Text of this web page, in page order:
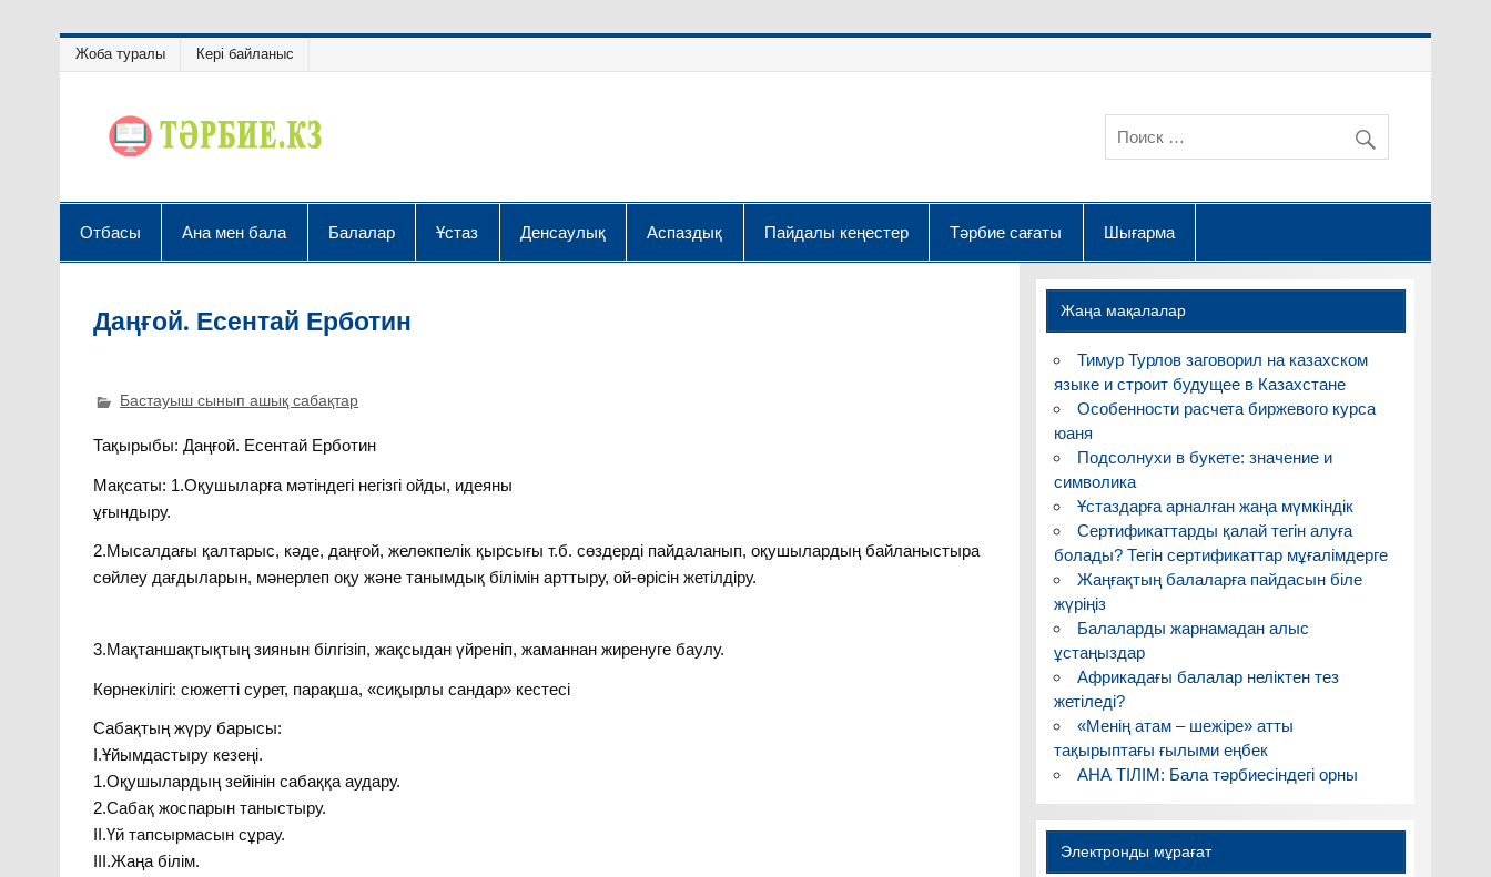
Жоба туралы Кері байланыс
Отбасы Ана мен бала Балалар Ұстаз Денсаулық Аспаздық Пайдалы кеңестер Тәрбие сағаты Шығарма
Даңғой. Есентай Ерботин
Бастауыш сынып ашық сабақтар
Тақырыбы: Даңғой. Есентай Ерботин
Мақсаты: 1.Оқушыларға мәтіндегі негізгі ойды, идеяны
ұғындыру.
2.Мысалдағы қалтарыс, кәде, даңғой, желөкпелік қырсығы т.б. сөздерді пайдаланып, оқушылардың байланыстыра
сөйлеу дағдыларын, мәнерлеп оқу және танымдық білімін арттыру, ой-өрісін жетілдіру.
3.Мақтаншақтықтың зиянын білгізіп, жақсыдан үйреніп, жаманнан жиренуге баулу.
Көрнекілігі: сюжетті сурет, парақша, «сиқырлы сандар» кестесі
Сабақтың жүру барысы:
I.Ұйымдастыру кезеңі.
1.Оқушылардың зейінін сабаққа аудару.
2.Сабақ жоспарын таныстыру.
II.Үй тапсырмасын сұрау.
III.Жаңа білім.
Жаңа мақалалар
Тимур Турлов заговорил на казахском
языке и строит будущее в Казахстане
Особенности расчета биржевого курса
юаня
Подсолнухи в букете: значение и
символика
Ұстаздарға арналған жаңа мүмкіндік
Сертификаттарды қалай тегін алуға
болады? Тегін сертификаттар мұғалімдерге
Жаңғақтың балаларға пайдасын біле
жүріңіз
Балаларды жарнамадан алыс
ұстаңыздар
Африкадағы балалар неліктен тез
жетіледі?
«Менің атам – шежіре» атты
тақырыптағы ғылыми еңбек
АНА ТІЛІМ: Бала тәрбиесіндегі орны
Электронды мұрағат